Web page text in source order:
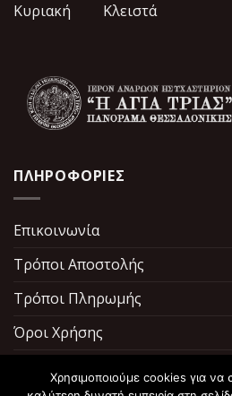
Κυριακή Κλειστά
ΠΛΗΡΟΦΟΡΙΕΣ
Επικοινωνία
Τρόποι Αποστολής
Τρόποι Πληρωμής
Όροι Χρήσης
Χρησιμοποιούμε cookies για